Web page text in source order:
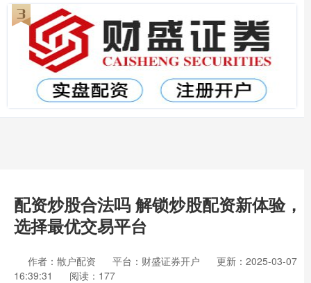
配资炒股合法吗 解锁炒股配资新体验，
选择最优交易平台
作者：散户配资 平台：财盛证券开户
更新：2025-03-07
16:39:31
阅读：177